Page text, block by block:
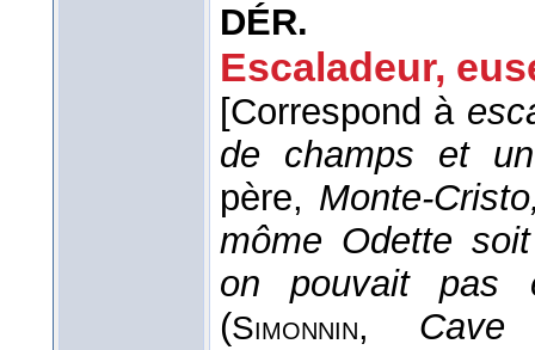
DÉR.
Escaladeur,
[Correspond à
de champs et
père, Monte-
môme Odette
on pouvait pas
(Simonnin,